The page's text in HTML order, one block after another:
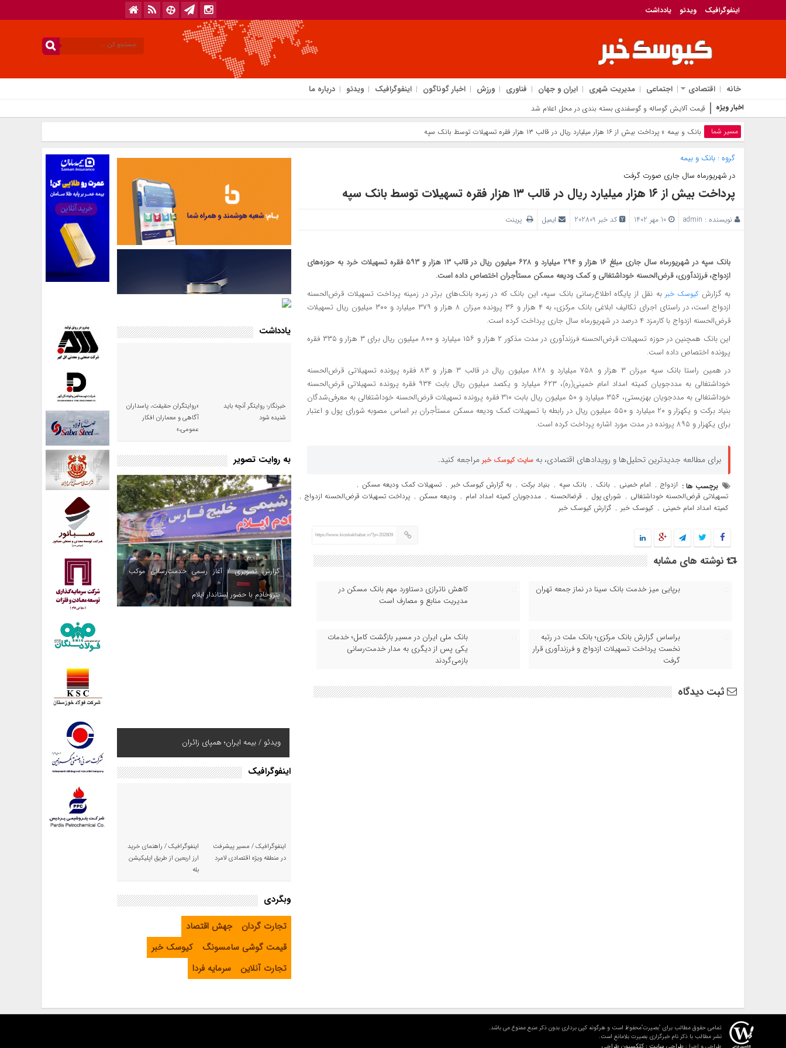
اینفوگرافیک ویدئو یادداشت
خانه اقتصادی اجتماعی مدیریت شهری ایران و جهان فناوری ورزش اخبار گوناگون اینفوگرافیک ویدئو درباره ما
اخبار ویژه قیمت آلایش گوساله و گوسفندی بسته بندی در محل اعلام شد
مسیر شما بانک‌ و بیمه » پرداخت بیش از ۱۶ هزار میلیارد ریال در قالب ۱۳ هزار فقره تسهیلات توسط بانک سپه
گروه :بانک‌ و بیمه
در شهریور‌ماه سال جاری صورت گرفت
پرداخت بیش از ۱۶ هزار میلیارد ریال در قالب ۱۳ هزار فقره تسهیلات توسط بانک سپه
نویسنده : admin کد خبر 202809 ایمیل پرینت
بانک سپه در شهریورماه سال جاری مبلغ ۱۶ هزار و ۲۹۴ میلیارد و ۶۲۸ میلیون ریال در قالب ۱۳ هزار و ۵۹۳ فقره تسهیلات خرد به حوزه‌های
ازدواج، فرزندآوری، قرض‌الحسنه خوداشتغالی و کمک ودیعه مسکن مستأجران اختصاص داده است.
به گزارش کیوسک خبر به نقل از پایگاه اطلاع‌رسانی بانک سپه، این بانک که در زمره بانک‌های برتر در زمینه پرداخت تسهیلات قرض‌الحسنه
ازدواج است، در راستای اجرای تکالیف ابلاغی بانک مرکزی، به ۴ هزار و ۳۶ پرونده میزان ۸ هزار و ۳۷۹ میلیارد و ۳۰۰ میلیون ریال تسهیلات
قرض‌الحسنه ازدواج با کارمزد ۴ درصد در شهریورماه سال جاری پرداخت کرده است.
این بانک همچنین در حوزه تسهیلات قرض‌الحسنه فرزندآوری در مدت مذکور ۲ هزار و ۱۵۶ میلیارد و ۸۰۰ میلیون ریال برای ۳ هزار و ۳۳۵ فقره
پرونده اختصاص داده است.
در همین راستا بانک سپه میزان ۳ هزار و ۷۵۸ میلیارد و ۸۲۸ میلیون ریال در قالب ۳ هزار و ۸۳ فقره پرونده تسهیلاتی قرض‌الحسنه
خوداشتغالی به مددجویان کمیته امداد امام خمینی(ره)، ۶۲۳ میلیارد و یکصد میلیون ریال بابت ۹۳۴ فقره پرونده تسهیلاتی قرض‌الحسنه
خوداشتغالی به مددجویان بهزیستی، ۳۵۶ میلیارد و ۵۰ میلیون ریال بابت ۳۱۰ فقره پرونده تسهیلات قرض‌الحسنه خوداشتغالی به معرفی‌شدگان
بنیاد برکت و یکهزار و ۲۰ میلیارد و ۵۵۰ میلیون ریال در رابطه با تسهیلات کمک ودیعه مسکن مستأجران بر اساس مصوبه شورای پول و اعتبار
برای یکهزار و ۸۹۵ پرونده در مدت مورد اشاره پرداخت کرده است.
برای مطالعه جدیدترین تحلیل‌ها و رویدادهای اقتصادی، به سایت کیوسک خبر مراجعه کنید.
برچسب ها : ازدواج , امام خمینی , بانک , بانک سپه , بنیاد برکت , به گزارش کیوسک خبر , تسهیلات کمک ودیعه مسکن ,
تسهیلاتی قرض‌الحسنه خوداشتغالی , شورای پول , قرضالحسنه , مددجویان کمیته امداد امام , ودیعه مسکن , پرداخت تسهیلات قرض‌الحسنه ازدواج ,
کمیته امداد امام خمینی , کیوسک خبر , گزارش کیوسک خبر
https://www.kioskekhabar.ir/?p=202809
نوشته های مشابه
برپایی میز خدمت بانک سینا در نماز جمعه تهران
کاهش ناترازی دستاورد مهم بانک مسکن در
مدیریت منابع و مصارف است
براساس گزارش بانک مرکزی؛ بانک ملت در رتبه
نخست پرداخت تسهیلات ازدواج و فرزندآوری قرار
گرفت
بانک ملی ایران در مسیر بازگشت کامل؛ خدمات
یکی پس از دیگری به مدار خدمت‌رسانی
بازمی‌گردند
ثبت دیدگاه
یادداشت
خبرنگار؛ روایتگر آنچه باید
شنیده شود
«روایتگران حقیقت، پاسداران
آگاهی و معماران افکار
عمومی،»
به روایت تصویر
گزارش تصویری / آغاز رسمی خدمت‌رسانی موکب
پتروخادم با حضور استاندار ایلام
ویدئو / بیمه ایران؛ همپای زائران
اینفوگرافیک
اینفوگرافیک / مسیر پیشرفت
در منطقه ویژه اقتصادی لامرد
اینفوگرافیک / راهنمای خرید
ارز اربعین از طریق اپلیکیشن
بله
وبگردی
تجارت گردان
جهش اقتصاد
قیمت گوشی سامسونگ
کیوسک خبر
تجارت آنلاین
سرمایه فردا
تمامی حقوق مطالب برای "بصیرت"محفوظ است و هرگونه کپی برداری بدون ذکر منبع ممنوع می باشد.
نشر مطالب با ذکر نام خبرگزاری بصیرت بلامانع است.